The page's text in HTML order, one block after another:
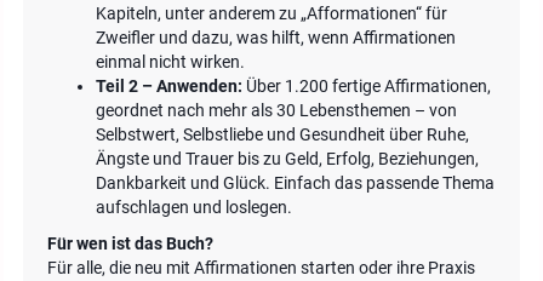
Kapiteln, unter anderem zu „Afformationen“ für
Zweifler und dazu, was hilft, wenn Affirmationen
einmal nicht wirken.
Teil 2 – Anwenden: Über 1.200 fertige Affirmationen,
geordnet nach mehr als 30 Lebensthemen – von
Selbstwert, Selbstliebe und Gesundheit über Ruhe,
Ängste und Trauer bis zu Geld, Erfolg, Beziehungen,
Dankbarkeit und Glück. Einfach das passende Thema
aufschlagen und loslegen.
Für wen ist das Buch?
Für alle, die neu mit Affirmationen starten oder ihre Praxis